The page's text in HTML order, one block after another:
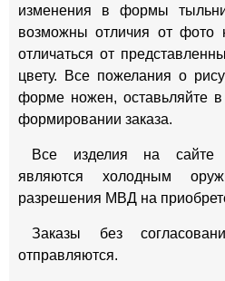
изменения в формы
возможны отличия от фото
отличаться от
цвету. Все пожелания о
форме ножен, оставьляйте
формировании заказа.
Все изделия на сайте
являются холодным
разрешения МВД на
Заказы без
отправляются.